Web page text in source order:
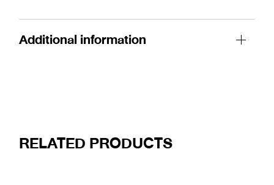
Additional information
RELATED PRODUCTS